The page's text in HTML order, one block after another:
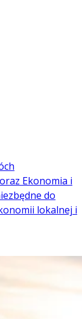
Ekonomia i
do
lokalnej i